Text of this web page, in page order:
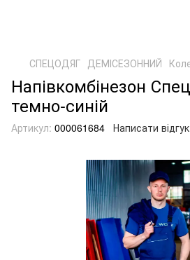
СПЕЦОДЯГ ДЕМІСЕЗОННИЙ
Напівкомбінезон
темно-синій
Артикул: 000061684 Написати відгук